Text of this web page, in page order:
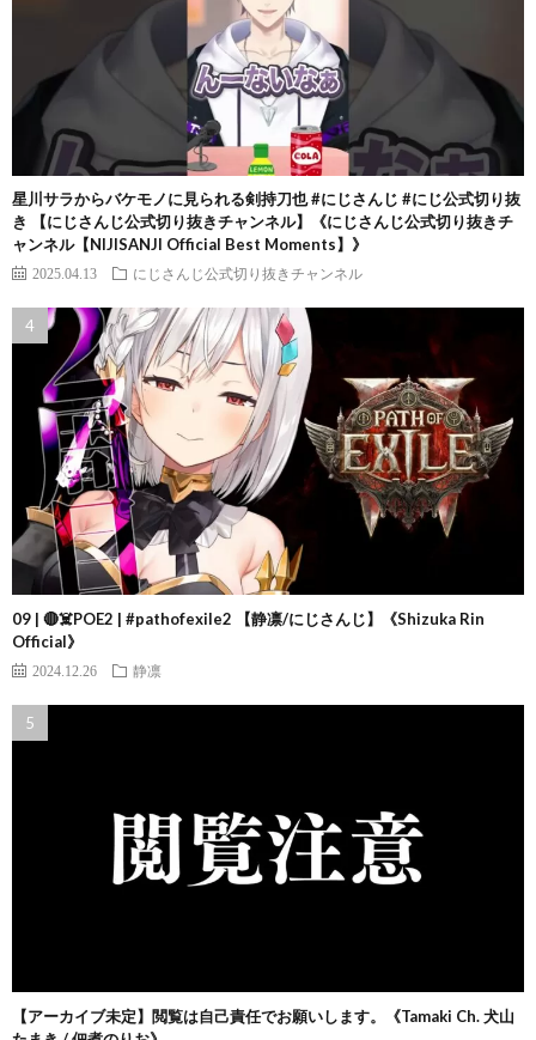
星川サラからバケモノに見られる剣持刀也 #にじさんじ #にじ公式切り抜
き 【にじさんじ公式切り抜きチャンネル】《にじさんじ公式切り抜きチ
ャンネル【NIJISANJI Official Best Moments】》
2025.04.13 にじさんじ公式切り抜きチャンネル
09 | 🔴☠️POE2 | #pathofexile2 【静凛/にじさんじ】《Shizuka Rin
Official》
2024.12.26 静凛
【アーカイブ未定】閲覧は自己責任でお願いします。《Tamaki Ch. 犬山